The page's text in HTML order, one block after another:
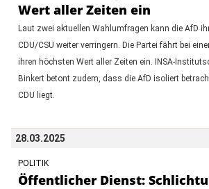
Wert aller Zeiten ein
Laut zwei aktuellen Wahlumfragen kann die AfD
CDU/CSU weiter verringern. Die Partei fährt bei
ihren höchsten Wert aller Zeiten ein. INSA-
Binkert betont zudem, dass die AfD isoliert
CDU liegt.
28.03.2025
POLITIK
Öffentlicher Dienst: